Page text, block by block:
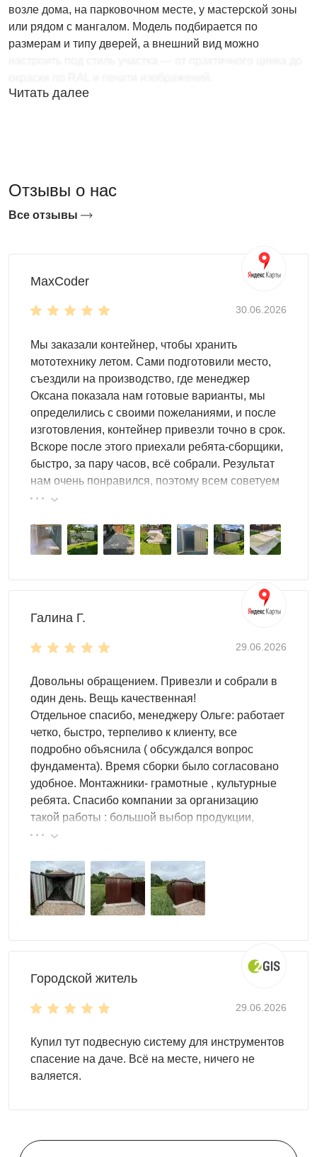
возле дома, на парковочном месте, у мастерской зоны
или рядом с мангалом. Модель подбирается по
размерам и типу дверей, а внешний вид можно
Шкафы SKOGGY делают под разные задачи и габариты
участка: доступны варианты с рольставнями или
распашными дверями, а размеры можно подобрать по
ширине, высоте и глубине.
По материалам используется холоднокатаная
оцинкованная сталь: у типовых моделей толщина стен и
крыши — 1 мм, а днище (пол) — 2 мм, что даёт
жёсткость и устойчивость к деформациям.
Для удобной организации хранения внутри можно
поставить полки и подвесы, а также подобрать решения
под конкретные сценарии — например, под шины или
инструмент.
Что можно хранить в дачном шкафу
Садовый инвентарь и расходники для участка:
шланги, секаторы, перчатки, лейки, удобрения и т.п.
Инструмент и оснастку: электроинструмент, крепёж,
наборы ключей, удлинители.
Автомобильные вещи: шины/диски, аксессуары и
Вещи для зоны отдыха: посуда для пикников,
текстиль, аксессуары для террасы и сезонный
декор.
SKOGGY
Читать далее
Отзывы о нас
Все отзывы
MaxCoder
30.06.2026
Мы заказали контейнер, чтобы хранить
мототехнику летом. Сами подготовили место,
съездили на производство, где менеджер
Оксана показала нам готовые варианты, мы
определились с своими пожеланиями, и после
изготовления, контейнер привезли точно в срок.
Вскоре после этого приехали ребята-сборщики,
быстро, за пару часов, всё собрали. Результат
нам очень понравился, поэтому всем советуем
эту фирму.
Галина Г.
29.06.2026
Довольны обращением. Привезли и собрали в
один день. Вещь качественная!
Отдельное спасибо, менеджеру Ольге: работает
четко, быстро, терпеливо к клиенту, все
подробно объяснила ( обсуждался вопрос
фундамента). Время сборки было согласовано
удобное. Монтажники- грамотные , культурные
ребята. Спасибо компании за организацию
такой работы : большой выбор продукции,
реальные цены.
Городской житель
29.06.2026
Купил тут подвесную систему для инструментов
спасение на даче. Всё на месте, ничего не
валяется.